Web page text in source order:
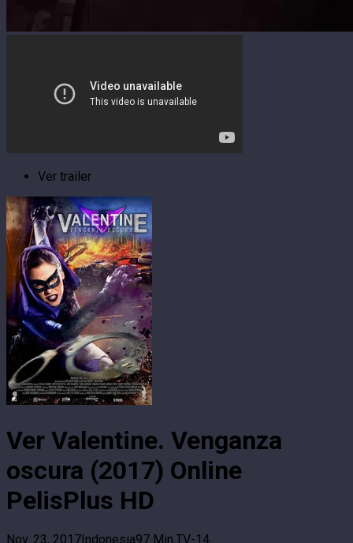
Ver trailer
Ver Valentine. Venganza
oscura (2017) Online
PelisPlus HD
Nov. 23, 2017Indonesia97 Min.TV-14